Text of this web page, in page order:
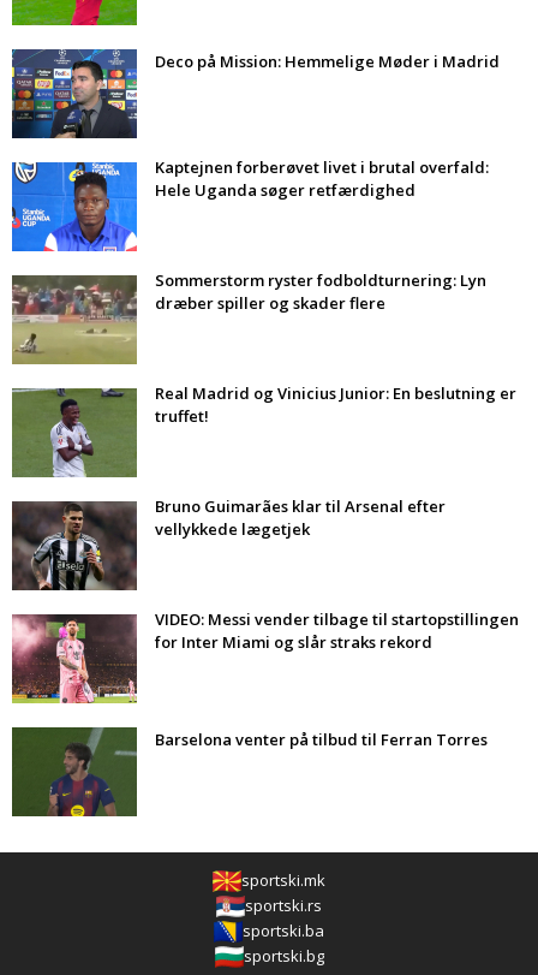
Deco på Mission: Hemmelige Møder i Madrid
Kaptejnen forberøvet livet i brutal overfald:
Hele Uganda søger retfærdighed
Sommerstorm ryster fodboldturnering: Lyn
dræber spiller og skader flere
Real Madrid og Vinicius Junior: En beslutning er
truffet!
Bruno Guimarães klar til Arsenal efter
vellykkede lægetjek
VIDEO: Messi vender tilbage til startopstillingen
for Inter Miami og slår straks rekord
Barselona venter på tilbud til Ferran Torres
sportski.mk
sportski.rs
sportski.ba
sportski.bg